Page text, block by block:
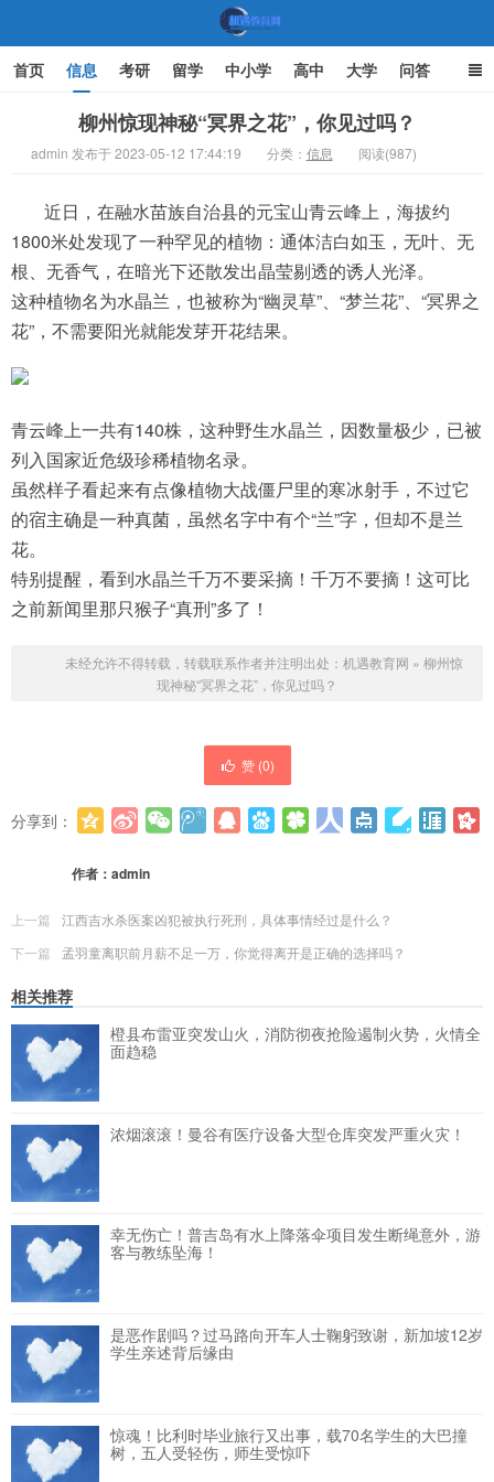
首页 信息 考研 留学 中小学 高中 大学 问答
家庭教育
柳州惊现神秘“冥界之花”，你见过吗？
admin 发布于 2023-05-12 17:44:19 分类： 信息 阅读(987)
近日，在融水苗族自治县的元宝山青云峰上，海拔约
1800米处发现了一种罕见的植物：通体洁白如玉，无叶、无
根、无香气，在暗光下还散发出晶莹剔透的诱人光泽。
这种植物名为水晶兰，也被称为“幽灵草”、“梦兰花”、“冥界之
花”，不需要阳光就能发芽开花结果。
青云峰上一共有140株，这种野生水晶兰，因数量极少，已被
列入国家近危级珍稀植物名录。
虽然样子看起来有点像植物大战僵尸里的寒冰射手，不过它
的宿主确是一种真菌，虽然名字中有个“兰”字，但却不是兰
花。
特别提醒，看到水晶兰千万不要采摘！千万不要摘！这可比
之前新闻里那只猴子“真刑”多了！
未经允许不得转载，转载联系作者并注明出处： 机遇教育网 » 柳州惊
现神秘“冥界之花”，你见过吗？
赞 (0)
分享到：
作者： admin
上一篇
江西吉水杀医案凶犯被执行死刑，具体事情经过是什么？
下一篇
孟羽童离职前月薪不足一万，你觉得离开是正确的选择吗？
相关推荐
橙县布雷亚突发山火，消防彻夜抢险遏制火势，火情全
面趋稳
浓烟滚滚！曼谷有医疗设备大型仓库突发严重火灾！
幸无伤亡！普吉岛有水上降落伞项目发生断绳意外，游
客与教练坠海！
是恶作剧吗？过马路向开车人士鞠躬致谢，新加坡12岁
学生亲述背后缘由
惊魂！比利时毕业旅行又出事，载70名学生的大巴撞
树，五人受轻伤，师生受惊吓